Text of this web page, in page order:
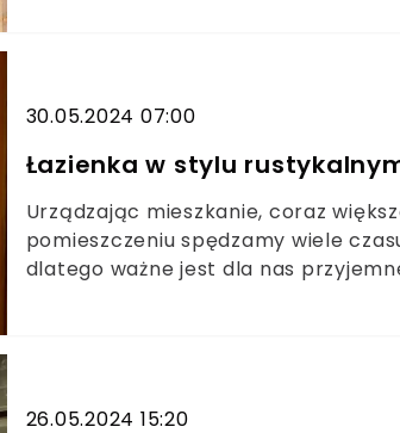
30.05.2024 07:00
Łazienka w stylu
Urządzając mieszkanie, coraz
pomieszczeniu spędzamy wiele
dlatego ważne jest dla nas
26.05.2024 15:20